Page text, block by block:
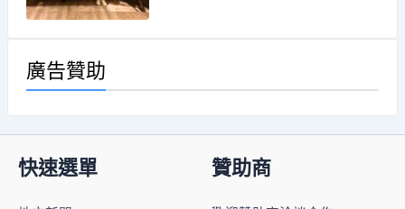
廣告贊助
快速選單 贊助商